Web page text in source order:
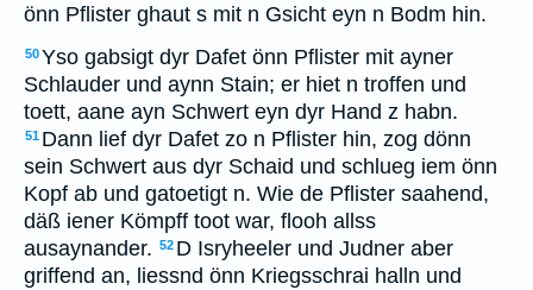
önn Pflister ghaut s mit n Gsicht eyn n Bodm hin.
50Yso gabsigt dyr Dafet önn Pflister mit ayner
Schlauder und aynn Stain; er hiet n troffen und
toett, aane ayn Schwert eyn dyr Hand z habn.
51 Dann lief dyr Dafet zo n Pflister hin, zog dönn
sein Schwert aus dyr Schaid und schlueg iem önn
Kopf ab und gatoetigt n. Wie de Pflister saahend,
däß iener Kömpff toot war, flooh allss
ausaynander. 52 D Isryheeler und Judner aber
griffend an, liessnd önn Kriegsschrai halln und